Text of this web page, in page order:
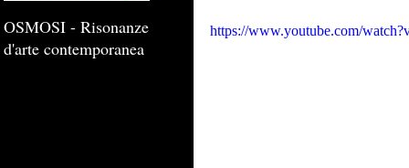
https://www.youtube.com/
OSMOSI - Risonanze
d'arte contemporanea